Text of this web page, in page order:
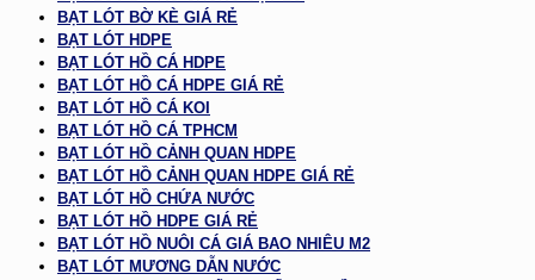
BẠT LÓT BỜ KÈ GIÁ RẺ
BẠT LÓT HDPE
BẠT LÓT HỒ CÁ HDPE
BẠT LÓT HỒ CÁ HDPE GIÁ RẺ
BẠT LÓT HỒ CÁ KOI
BẠT LÓT HỒ CÁ TPHCM
BẠT LÓT HỒ CẢNH QUAN HDPE
BẠT LÓT HỒ CẢNH QUAN HDPE GIÁ RẺ
BẠT LÓT HỒ CHỨA NƯỚC
BẠT LÓT HỒ HDPE GIÁ RẺ
BẠT LÓT HỒ NUÔI CÁ GIÁ BAO NHIÊU M2
BẠT LÓT MƯƠNG DẪN NƯỚC